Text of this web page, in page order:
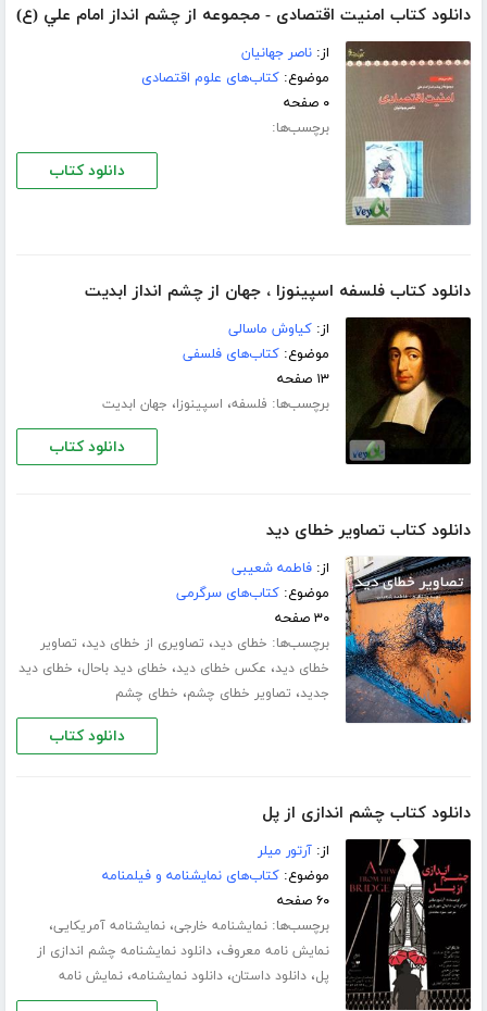
دانلود کتاب امنیت‌ اقتصادی‌ - مجموعه‌ از چشم‌ انداز امام‌ علي (ع)
از:ناصر جهانیان‌
موضوع:کتاب‌های علوم اقتصادی
۰ صفحه
برچسب‌ها:
دانلود کتاب
دانلود کتاب فلسفه اسپینوزا ، جهان از چشم انداز ابدیت
از:کیاوش ماسالی
موضوع:کتاب‌های فلسفی
۱۳ صفحه
برچسب‌ها: فلسفه، اسپینوزا، جهان ابدیت
دانلود کتاب
دانلود کتاب تصاویر خطای دید
از:فاطمه شعیبی
موضوع:کتاب‌های سرگرمی
۳۰ صفحه
برچسب‌ها: خطای دید، تصاویری از خطای دید، تصاویر
خطای دید، عکس خطای دید، خطای دید باحال، خطای دید
جدید، تصاویر خطای چشم، خطای چشم
دانلود کتاب
دانلود کتاب چشم اندازی از پل
از:آرتور میلر
موضوع:کتاب‌های نمایشنامه و فیلمنامه
۶۰ صفحه
برچسب‌ها:نمایشنامه خارجی،نمایشنامه آمریکایی،
نمایش نامه معروف،دانلود نمایشنامه چشم اندازی از
پل،دانلود داستان،دانلود نمایشنامه،نمایش نامه